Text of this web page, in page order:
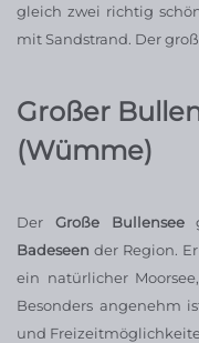
gleich zwei richtig
mit Sandstrand. Der
Großer
(Wümme)
Der Große Bullensee
Badeseen der Region.
ein natürlicher
Besonders angenehm
und